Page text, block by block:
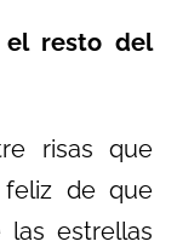
el resto del
risas que
de que
estrellas